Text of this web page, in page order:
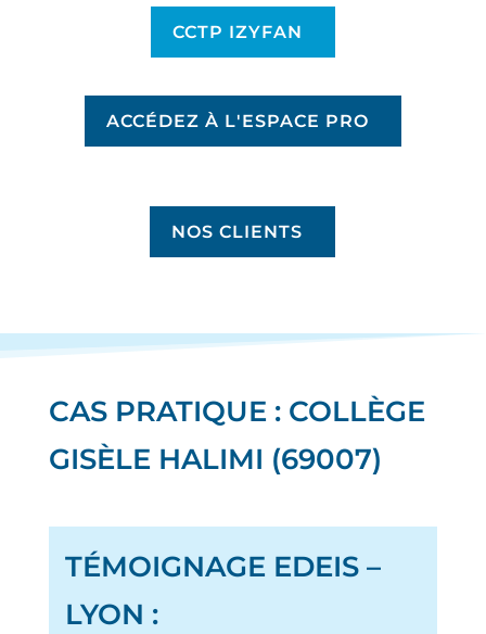
CCTP IZYFAN
ACCÉDEZ À L'ESPACE PRO
NOS CLIENTS
CAS PRATIQUE : COLLÈGE
GISÈLE HALIMI (69007)
TÉMOIGNAGE EDEIS –
LYON :